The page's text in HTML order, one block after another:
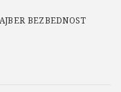
BEZBEDNOST